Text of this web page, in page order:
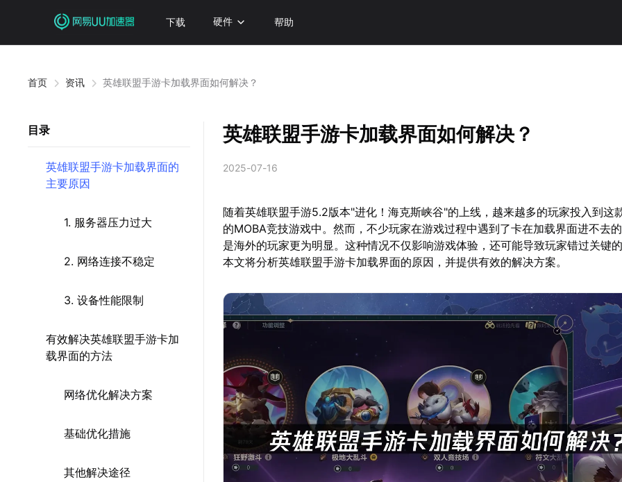
下载 硬件 帮助
首页 资讯 英雄联盟手游卡加载界面如何解决？
目录
英雄联盟手游卡加载界面的
主要原因
1. 服务器压力过大
2. 网络连接不稳定
3. 设备性能限制
有效解决英雄联盟手游卡加
载界面的方法
网络优化解决方案
基础优化措施
其他解决途径
英雄联盟手游卡加载界面如何解决？
2025-07-16
随着英雄联盟手游5.2版本"进化！海克斯峡谷"的上线，越来越多的玩家投入到这
的MOBA竞技游戏中。然而，不少玩家在游戏过程中遇到了卡在加载界面进不去
是海外的玩家更为明显。这种情况不仅影响游戏体验，还可能导致玩家错过关键
本文将分析英雄联盟手游卡加载界面的原因，并提供有效的解决方案。